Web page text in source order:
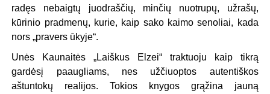
radęs nebaigtų juodraščių, minčių nuotrupų, užrašų,
kūrinio pradmenų, kurie, kaip sako kaimo senoliai, kada
nors „pravers ūkyje“.
Unės Kaunaitės „Laiškus Elzei“ traktuoju kaip tikrą
gardėsį paaugliams, nes užčiuoptos autentiškos
aštuntokų realijos. Tokios knygos grąžina jauną